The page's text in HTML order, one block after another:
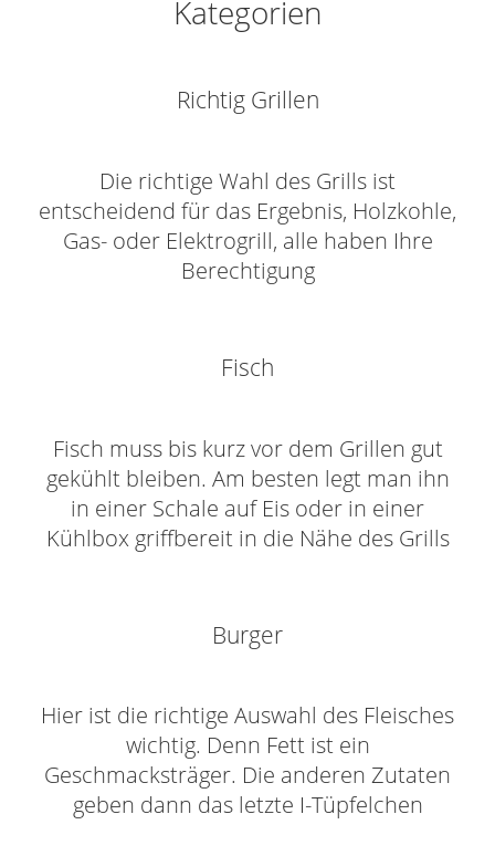
Kategorien
Richtig Grillen
Die richtige Wahl des Grills ist
entscheidend für das Ergebnis, Holzkohle,
Gas- oder Elektrogrill, alle haben Ihre
Berechtigung
Fisch
Fisch muss bis kurz vor dem Grillen gut
gekühlt bleiben. Am besten legt man ihn
in einer Schale auf Eis oder in einer
Kühlbox griffbereit in die Nähe des Grills
Burger
Hier ist die richtige Auswahl des Fleisches
wichtig. Denn Fett ist ein
Geschmacksträger. Die anderen Zutaten
geben dann das letzte I-Tüpfelchen